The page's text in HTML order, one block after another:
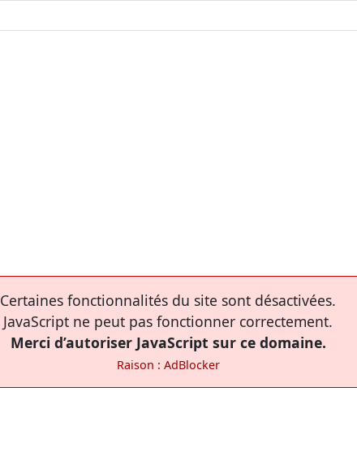
Certaines fonctionnalités du site sont désactivées.
JavaScript ne peut pas fonctionner correctement.
Merci d’autoriser JavaScript sur ce domaine.
Raison : AdBlocker